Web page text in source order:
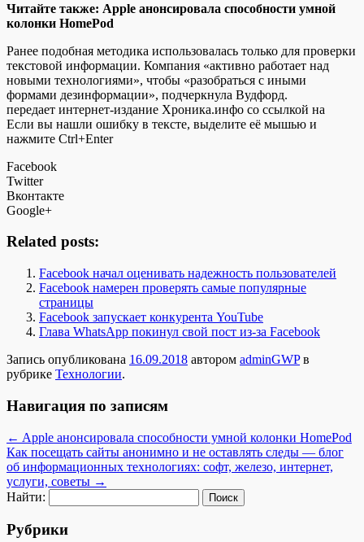
Читайте также: Apple анонсировала способности умной
колонки HomePod
Ранее подобная методика использовалась только для проверки
текстовой информации. Компания «активно работает над
новыми технологиями», чтобы «разобраться с иными
формами дезинформации», подчеркнула Вудфорд.
передает интернет-издание Хроника.инфо со ссылкой на
Если вы нашли ошибку в тексте, выделите её мышью и
нажмите Ctrl+Enter
Facebook
Twitter
Вконтакте
Google+
Related posts:
Facebook начал оценивать надежность пользователей
Facebook намерен проверять самые популярные
страницы
Facebook запускает конкурента YouTube
Глава WhatsApp покинул свой пост из-за Facebook
Запись опубликована 16.09.2018 автором adminGWPв
рубрике Технологии.
Навигация по записям
← Apple анонсировала способности умной колонки HomePod
Как посещать сайты анонимно и не оставлять следы — блог
об информационных технологиях: софт, железо, интернет,
услуги, советы →
Найти:
Рубрики